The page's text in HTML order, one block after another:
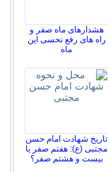
هشدارهای ماه صفر و
راه های رفع نحسی این
ماه
تاریخ شهادت امام حسن
مجتبی (ع): هفتم صفر یا
بیست و هشتم صفر؟